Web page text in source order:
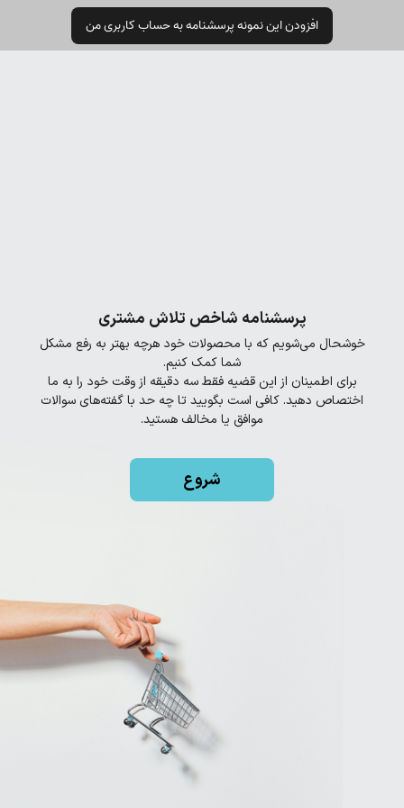
افزودن این نمونه پرسشنامه به حساب کاربری من
پرسشنامه شاخص تلاش مشتری
خوشحال می‌شویم که با محصولات خود هرچه بهتر به رفع مشکل
شما کمک کنیم.
برای اطمینان از این قضیه فقط سه دقیقه از وقت خود را به ما
اختصاص دهید. کافی است بگویید تا چه حد با گفته‌های سوالات
موافق یا مخالف هستید.
شروع